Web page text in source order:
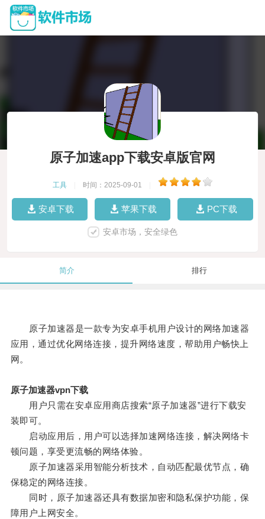
原子加速app下载安卓版官网
工具 时间：2025-09-01
安卓下载 苹果下载 PC下载
安卓市场，安全绿色
简介 排行
原子加速器是一款专为安卓手机用户设计的网络加速器
应用，通过优化网络连接，提升网络速度，帮助用户畅快上
网。
原子加速器vpn下载
用户只需在安卓应用商店搜索“原子加速器”进行下载安
装即可。
启动应用后，用户可以选择加速网络连接，解决网络卡
顿问题，享受更流畅的网络体验。
原子加速器采用智能分析技术，自动匹配最优节点，确
保稳定的网络连接。
同时，原子加速器还具有数据加密和隐私保护功能，保
障用户上网安全。